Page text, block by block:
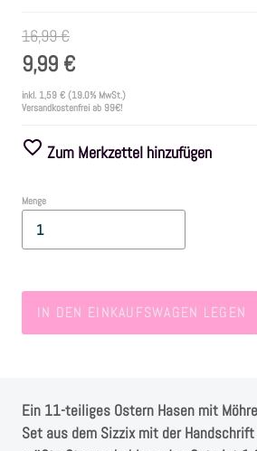
Farben
Zubehör
Frühling/Ostern
Maritim/Sommer
Weihnachten
Instagram
16,99 €
9,99 €
inkl. 1,59 € (19.0% MwSt.)
Versandkostenfrei ab 99€!
Zum Merkzettel hinzufügen
Menge
IN DEN EINKAUFSWAGEN LEGEN
Ein 11-teiliges Ostern Hasen mit
Set aus dem Sizzix mit der